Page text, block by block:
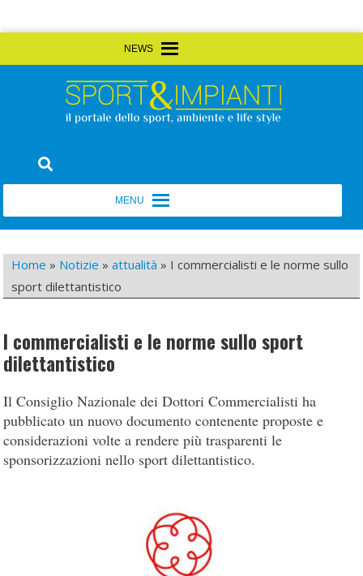
to
Sport&Impianti
Home » Notizie »attualità » I commercialisti e le norme sullo
sport dilettantistico
I commercialisti e le norme sullo sport
dilettantistico
Il Consiglio Nazionale dei Dottori Commercialisti ha
pubblicato un nuovo documento contenente proposte e
considerazioni volte a rendere più trasparenti le
sponsorizzazioni nello sport dilettantistico.